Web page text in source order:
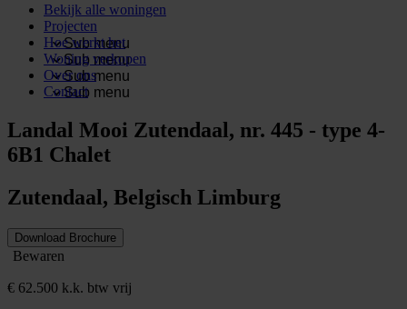
Bekijk alle woningen
Projecten
Sub menu
Hoe werkt het
Sub menu
Woning verkopen
Sub menu
Over ons
Sub menu
Contact
Landal Mooi Zutendaal, nr. 445 - type 4-
6B1 Chalet
Zutendaal, Belgisch Limburg
Download Brochure
Bewaren
€ 62.500 k.k. btw vrij